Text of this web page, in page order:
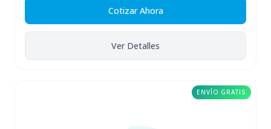
Cotizar Ahora
Ver Detalles
ENVÍO GRATIS